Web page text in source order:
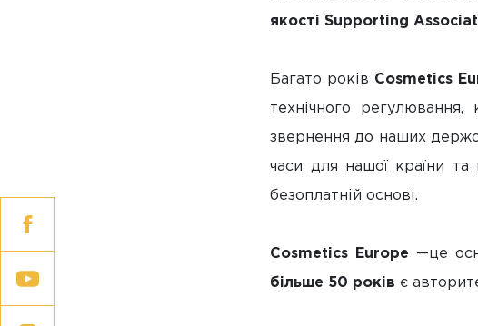
якості Supporting
Багато років Cosmetics
технічного регулювання,
звернення до наших
часи для нашої країни та
безоплатній основі.
Cosmetics Europe —це
більше 50 років є